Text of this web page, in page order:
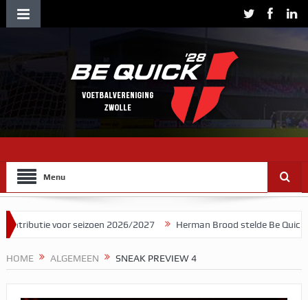
Menu
voor seizoen 2026/2027 Herman Brood stelde Be Quick voor als
HOME ALGEMEEN SNEAK PREVIEW 4